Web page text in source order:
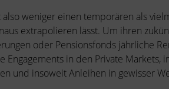
weniger einen temporären als
extrapolieren lässt. Um ihren
oder Pensionsfonds jährliche
Engagements in den Private
und insoweit Anleihen in gewisser